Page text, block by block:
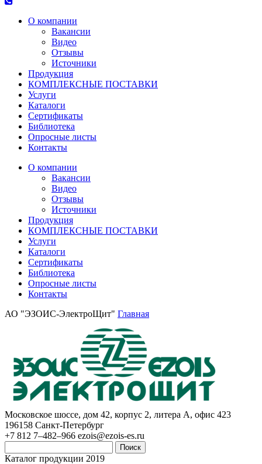
О компании
Вакансии
Видео
Отзывы
Источники
Продукция
КОМПЛЕКСНЫЕ ПОСТАВКИ
Услуги
Каталоги
Сертификаты
Библиотека
Опросные листы
Контакты
О компании
Вакансии
Видео
Отзывы
Источники
Продукция
КОМПЛЕКСНЫЕ ПОСТАВКИ
Услуги
Каталоги
Сертификаты
Библиотека
Опросные листы
Контакты
АО "ЭЗОИС-ЭлектроЩит" Главная
Московское шоссе, дом 42, корпус 2, литера А, офис 423
196158 Санкт-Петербург
+7 812 7–482–966 ezois@ezois-es.ru
Поиск
Каталог продукции 2019